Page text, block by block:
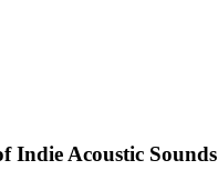
Indie Acoustic Sounds